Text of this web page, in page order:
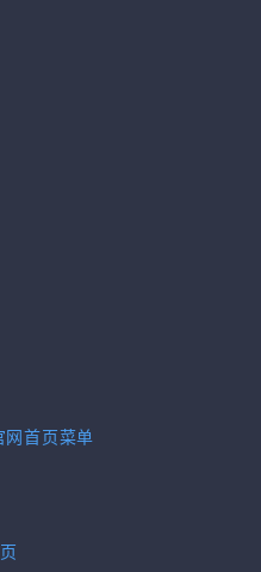
网首页菜单